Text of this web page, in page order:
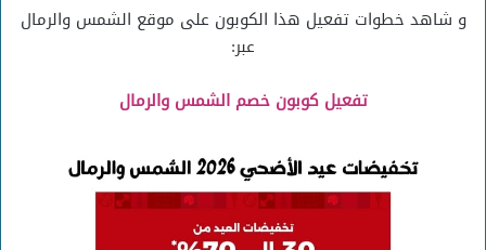
و شاهد خطوات تفعيل هذا الكوبون على موقع الشمس والرمال
عبر:
تفعيل كوبون خصم الشمس والرمال